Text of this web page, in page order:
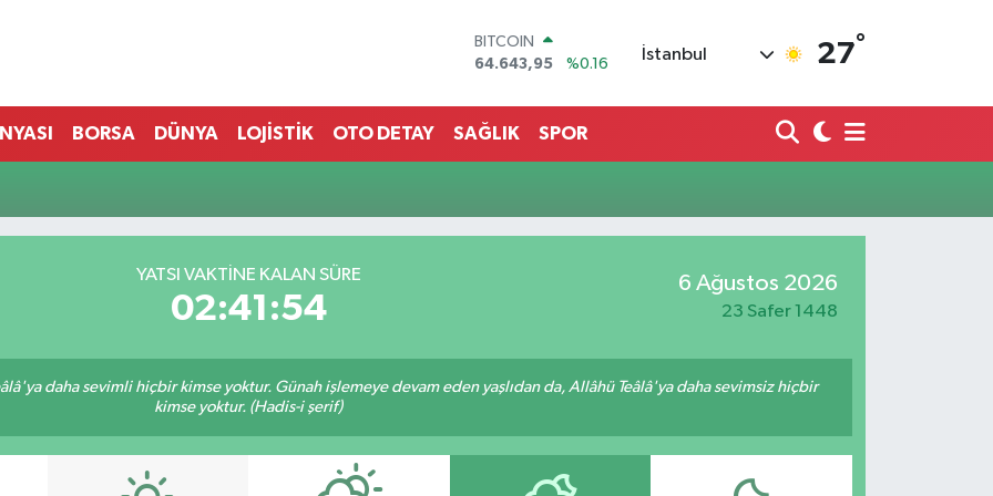
BITCOIN
64.643,95
%0.16
47,6006
%0.06
EURO
GRAM ALTIN
6513.94
%0.32
İstanbul 27°
BORSA DÜNYA LOJİSTİK OTO DETAY SAĞLIK SPOR
YATSI VAKTINE KALAN SÜRE
02:41:53
6 Ağustos 2026
23 Safer 1448
daha sevimli hiçbir kimse yoktur. Günah işlemeye devam eden yaşlıdan da, Allâhü Teâlâ'ya daha sevimsiz hiçbir
kimse yoktur. (Hadis-i şerif)